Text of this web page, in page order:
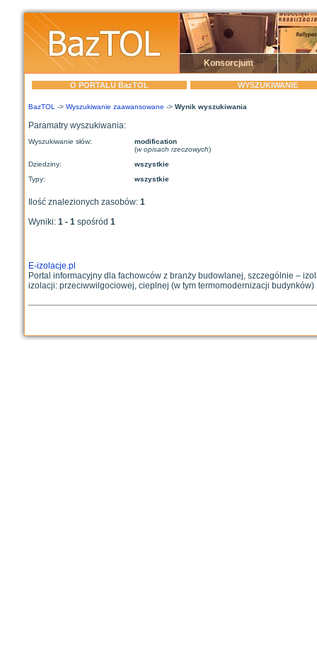
Konsorcjum
O PORTALU BazTOL WYSZUKIWANIE
BazTOL -> Wyszukiwanie zaawansowane -> Wynik wyszukiwania
Paramatry wyszukiwania:
Wyszukiwanie słów:
modification
(w opisach rzeczowych)
Dziedziny:
wszystkie
Typy:
wszystkie
Ilość znalezionych zasobów: 1
Wyniki: 1 - 1 spośród 1
E-izolacje.pl
Portal informacyjny dla fachowców z branży budowlanej, szczególnie –
izolacji: przeciwwilgociowej, cieplnej (w tym termomodernizacji budynków)